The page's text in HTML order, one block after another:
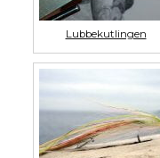
Lubbekutlingen